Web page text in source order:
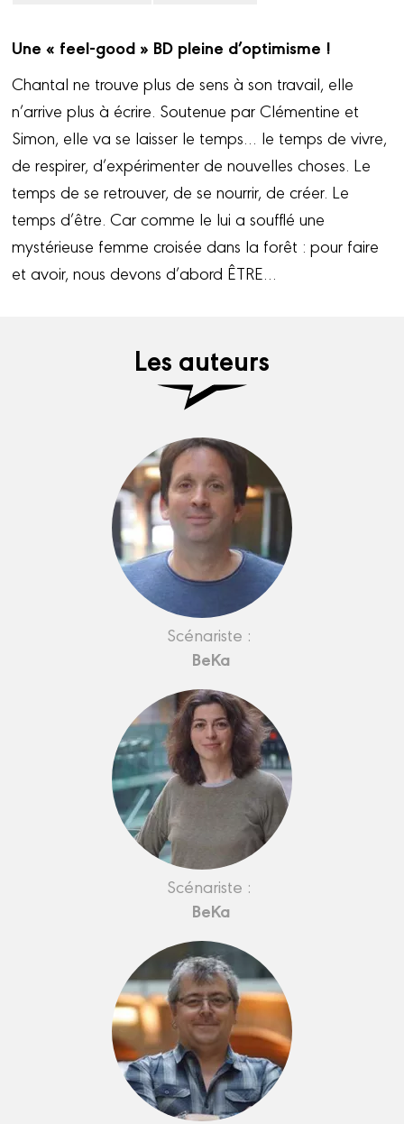
Une « feel-good » BD pleine d’optimisme !
Chantal ne trouve plus de sens à son travail, elle
n’arrive plus à écrire. Soutenue par Clémentine et
Simon, elle va se laisser le temps… le temps de vivre,
de respirer, d’expérimenter de nouvelles choses. Le
temps de se retrouver, de se nourrir, de créer. Le
temps d’être. Car comme le lui a soufflé une
mystérieuse femme croisée dans la forêt : pour faire
et avoir, nous devons d’abord ÊTRE…
Les auteurs
Scénariste :
BeKa
Scénariste :
BeKa